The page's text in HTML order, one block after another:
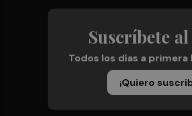
Suscríbete
Todos los días a primera
¡Quiero